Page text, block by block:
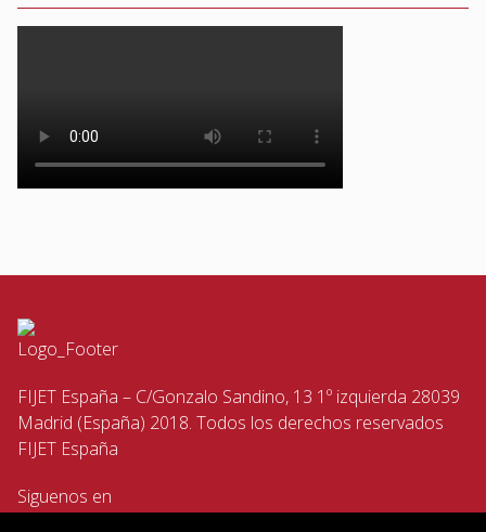
FIJET España – C/Gonzalo Sandino, 13 1º izquierda 28039
Madrid (España) 2018. Todos los derechos reservados
FIJET España
Siguenos en